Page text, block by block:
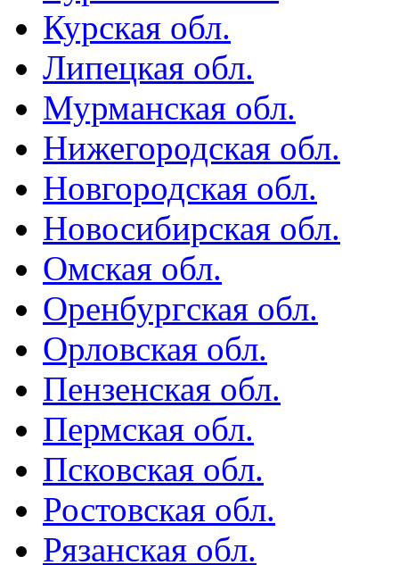
Курская обл.
Липецкая обл.
Мурманская обл.
Нижегородская обл.
Новгородская обл.
Новосибирская обл.
Омская обл.
Оренбургская обл.
Орловская обл.
Пензенская обл.
Пермская обл.
Псковская обл.
Ростовская обл.
Рязанская обл.